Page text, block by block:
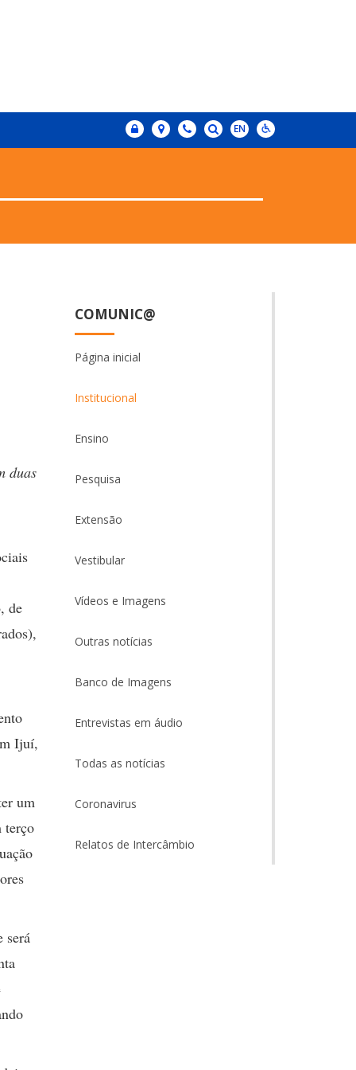
duas
de
Ijuí,
um
terço
será
COMUNIC@
Página inicial
Institucional
Ensino
Pesquisa
Extensão
Vestibular
Vídeos e Imagens
Outras notícias
Banco de Imagens
Entrevistas em áudio
Todas as notícias
Coronavirus
Relatos de Intercâmbio